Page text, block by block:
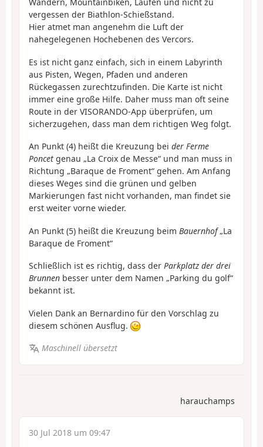
vergessen der Biathlon-Schießstand.
Hier atmet man angenehm die Luft der
nahegelegenen Hochebenen des Vercors.
Es ist nicht ganz einfach, sich in einem Labyrinth
aus Pisten, Wegen, Pfaden und anderen
Rückegassen zurechtzufinden. Die Karte ist nicht
immer eine große Hilfe. Daher muss man oft seine
Route in der VISORANDO-App überprüfen, um
sicherzugehen, dass man dem richtigen Weg folgt.
An Punkt (4) heißt die Kreuzung bei der Ferme
Poncet genau „La Croix de Messe“ und man muss in
Richtung „Baraque de Froment“ gehen. Am Anfang
dieses Weges sind die grünen und gelben
Markierungen fast nicht vorhanden, man findet sie
erst weiter vorne wieder.
An Punkt (5) heißt die Kreuzung beim Bauernhof„La
Baraque de Froment“
Schließlich ist es richtig, dass der Parkplatz der drei
Brunnen besser unter dem Namen „Parking du golf“
bekannt ist.
Vielen Dank an Bernardino für den Vorschlag zu
diesem schönen Ausflug.
Maschinell übersetzt
harauchamps
30 Jul 2018 um 09:47